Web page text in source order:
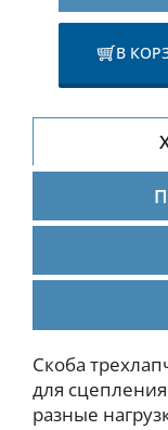
В
Скоба
для
разные